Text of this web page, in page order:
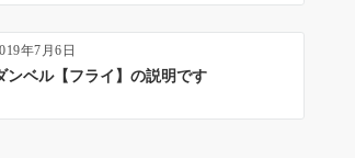
年7月6日
ンベル【フライ】の説明です